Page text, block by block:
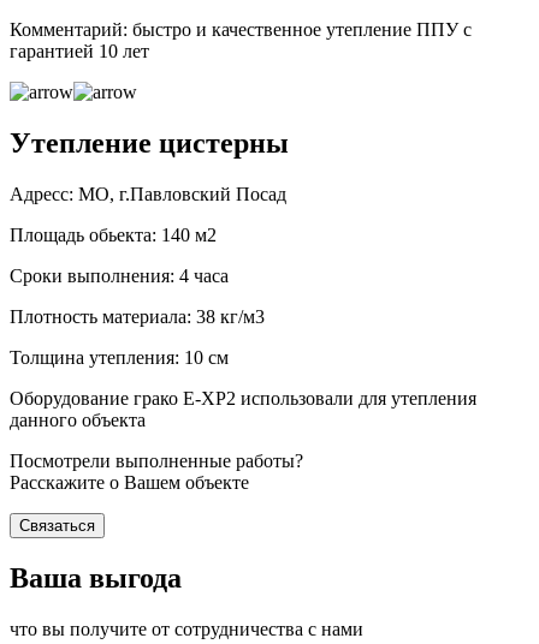
Комментарий: быстро и качественное утепление ППУ с
гарантией 10 лет
Утепление цистерны
Адресс: МО, г.Павловский Посад
Площадь обьекта: 140 м2
Сроки выполнения: 4 часа
Плотность материала: 38 кг/м3
Толщина утепления: 10 см
Оборудование грако Е-ХР2 использовали для утепления
данного объекта
Посмотрели выполненные работы?
Расскажите о Вашем объекте
Связаться
Ваша выгода
что вы получите от сотрудничества с нами